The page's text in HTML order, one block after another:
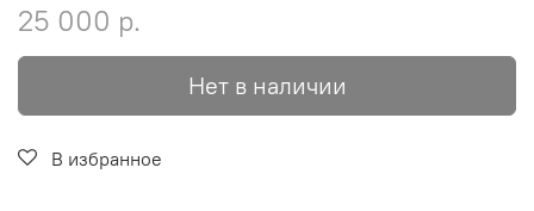
25 000 р.
Нет в наличии
В избранное